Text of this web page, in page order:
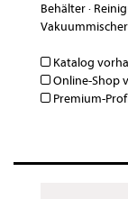
Behälter·
Vakuummischer
Katalog
Online-Shop
Premium-